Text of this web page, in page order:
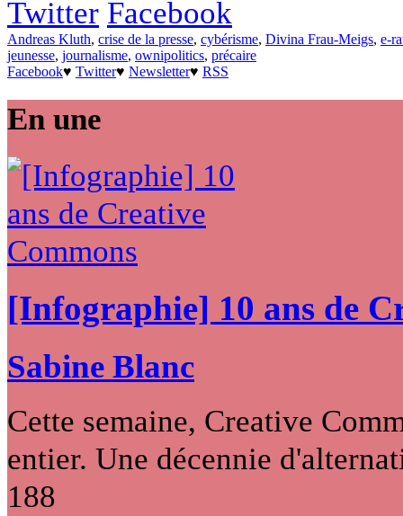
Twitter Facebook
Andreas Kluth, crise de la presse, cybérisme, Divina Frau-Meigs, e-
jeunesse, journalisme, ownipolitics, précaire
Facebook♥ Twitter♥ Newsletter♥ RSS
En une
[Infographie] 10 ans de
Sabine Blanc
Cette semaine, Creative
entier. Une décennie
188